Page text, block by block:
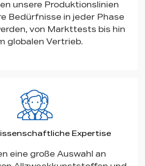
unsere Produktionslinien
Bedürfnisse in jeder Phase
von Markttests bis hin
globalen Vertrieb.
Expertise
eine große Auswahl an